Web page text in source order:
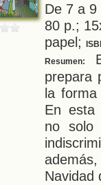
De 7 a
80 p.;
papel;
Resumen:
prepara
la
En esta
no solo
Navidad